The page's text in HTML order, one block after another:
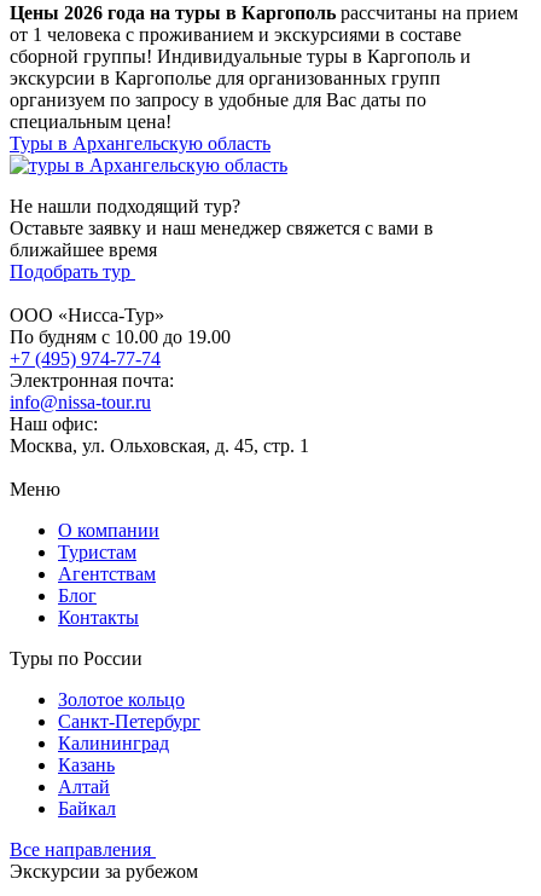
Цены 2026 года на туры в Каргополь рассчитаны на прием
от 1 человека с проживанием и экскурсиями в составе
сборной группы! Индивидуальные туры в Каргополь и
экскурсии в Каргополье для организованных групп
организуем по запросу в удобные для Вас даты по
специальным цена!
Туры в Архангельскую область
Не нашли подходящий тур?
Оставьте заявку и наш менеджер свяжется с вами в
ближайшее время
Подобрать тур
ООО «Нисса-Тур»
По будням с 10.00 до 19.00
+7 (495) 974-77-74
Электронная почта:
info@nissa-tour.ru
Наш офис:
Москва, ул. Ольховская, д. 45, стр. 1
Меню
О компании
Туристам
Агентствам
Блог
Контакты
Туры по России
Золотое кольцо
Санкт-Петербург
Калининград
Казань
Алтай
Байкал
Все направления
Экскурсии за рубежом